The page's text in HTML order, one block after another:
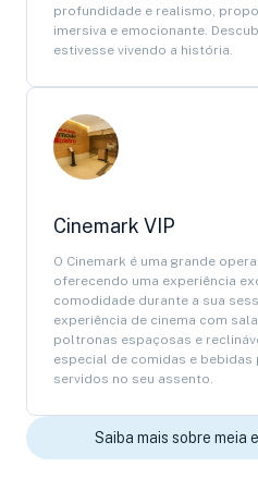
profundidade e realismo,
imersiva e emocionante.
estivesse vivendo a história.
Cinemark VIP
O Cinemark é uma grande
oferecendo uma experiência
comodidade durante a sua
experiência de cinema com
poltronas espaçosas e
especial de comidas e
servidos no seu assento.
Saiba mais sobre meia